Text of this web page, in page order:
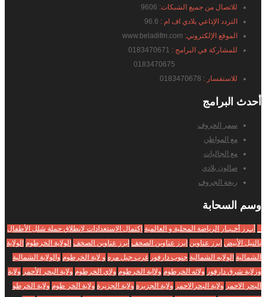
للاتصال من جميع الشبكات:
التردد الإذاعي بلادي اف ام :
الموقع الإلكتروني:
للمشاركة في البرامج :
للاستفسار :
أحدث البرامج
سمر الحروف
مع المواطن
مع الجاليات
صالون بلادي
ريحة الجروف
وسم السحابة
أبـرز أخـبـار الرياضة المحلية و العالمية إكتمال الإستعدادات لإنطلاق حملة شلل الأطفال
بالنيل الأبيض ابرز عناوين ابرز عناوين الصحف ابرز عناوين الصخف الولاية الخرطوم الولاية
الشمالية الولايه الشمالية جنوب دارفور غرب جبل مره و لاية الخرطوم والولاية الشمالية
وزلاية شرق دارفور ولائه الخرطوم ولااية الخرطوم ولاي الخرطوم ولاية البحر الأحمر ولاية
البحر الاحمر ولاية البحرالاحمر ولاية الجزبرة ولاية الجزيرة ولاية الخر طوم ولاية الخرطو